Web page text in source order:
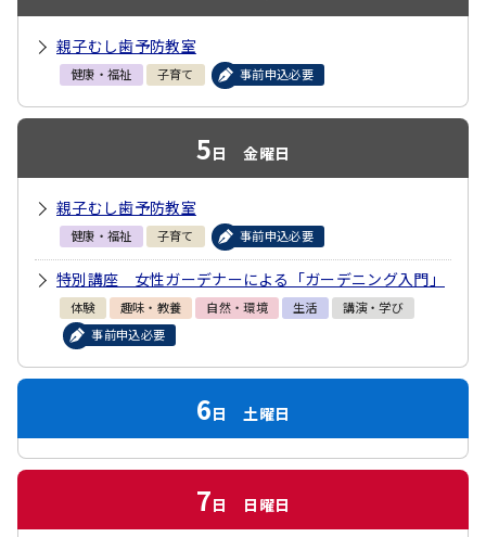
親子むし歯予防教室
健康・福祉 子育て 事前申込必要
5日 金曜日
親子むし歯予防教室
健康・福祉 子育て 事前申込必要
特別講座 女性ガーデナーによる「ガーデニング入門」
体験 趣味・教養 自然・環境 生活
講演・学び
事前申込必要
6日 土曜日
7日 日曜日